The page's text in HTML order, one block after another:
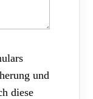
und
diese